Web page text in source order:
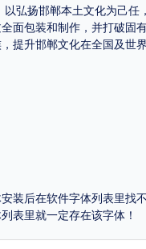
字体人物 字体网站
以弘扬邯郸本土文化为己
面包装和制作，并打破
提升邯郸文化在全国及世
装后在软件字体列表里
表里就一定存在该字体！